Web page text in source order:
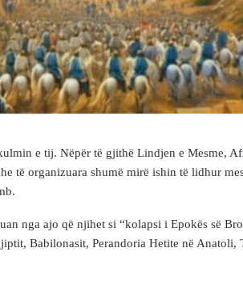
e tij. Nëpër të gjithë Lindjen e Mesme,
të organizuara shumë mirë ishin të lidhur
nga ajo që njihet si “kolapsi i Epokës së
Babilonasit, Perandoria Hetite në Anatoli,